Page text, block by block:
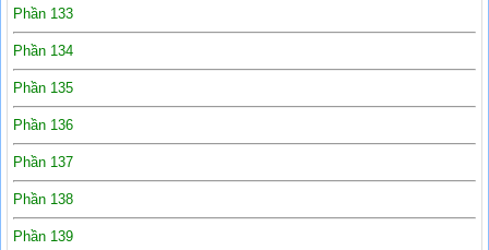
Phần 133
Phần 134
Phần 135
Phần 136
Phần 137
Phần 138
Phần 139